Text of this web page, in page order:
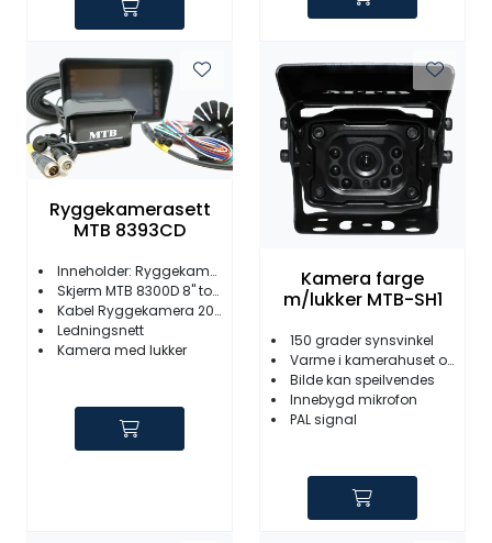
Ryggekamerasett
MTB 8393CD
Inneholder: Ryggekamera MTB 93CD
Skjerm MTB 8300D 8" tommer
Kabel Ryggekamera 20M
Ledningsnett
Kamera med lukker
Kamera farge
m/lukker MTB-SH1
150 grader synsvinkel
Varme i kamerahuset og linse
Bilde kan speilvendes
Innebygd mikrofon
PAL signal